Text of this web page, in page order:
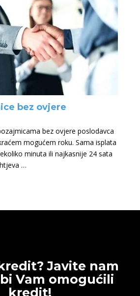
bez ovjere
bez ovjere poslodavca
mogućem roku. Sama isplata
minuta ili najkasnije 24 sata
…
Javite nam
Vam omogućili
kredit!